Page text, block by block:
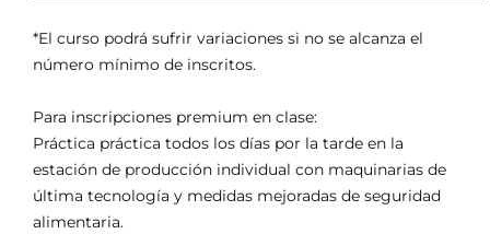
*El curso podrá sufrir variaciones si no se alcanza el
número mínimo de inscritos.
Para inscripciones premium en clase:
Práctica práctica todos los días por la tarde en la
estación de producción individual con maquinarias de
última tecnología y medidas mejoradas de seguridad
alimentaria.